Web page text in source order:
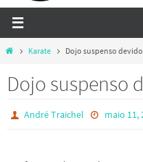
HomeKarate Dojo suspenso
Dojo suspenso
André Traichel maio 11,